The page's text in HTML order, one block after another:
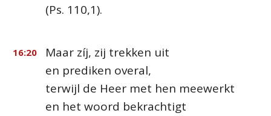
(Ps. 110,1).
16:20
Maar zíj, zij trekken uit
en prediken overal,
terwijl de Heer met hen meewerkt
en het woord bekrachtigt